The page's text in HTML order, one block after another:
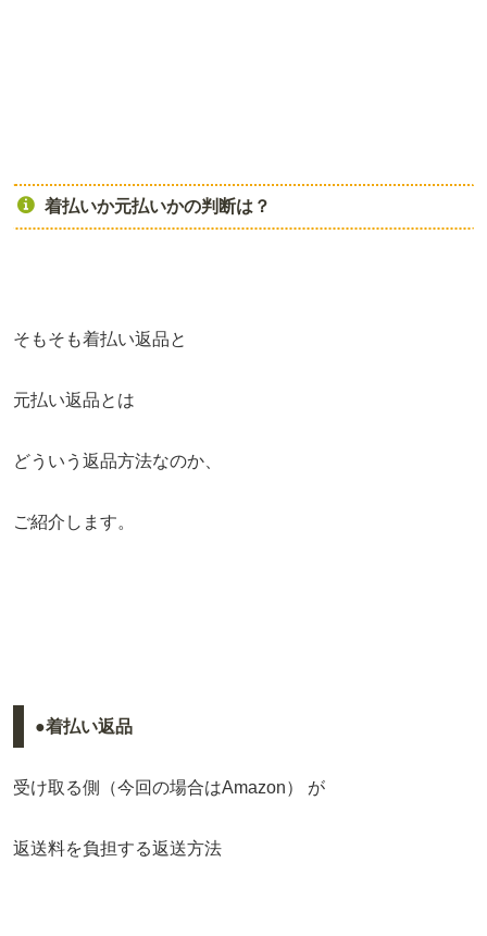
着払いか元払いかの判断は？
そもそも着払い返品と
元払い返品とは
どういう返品方法なのか、
ご紹介します。
●着払い返品
受け取る側（今回の場合はAmazon） が
返送料を負担する返送方法